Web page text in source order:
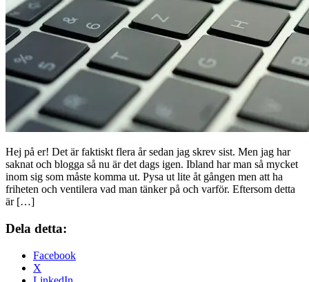
Hej på er! Det är faktiskt flera år sedan jag skrev sist. Men jag har
saknat och blogga så nu är det dags igen. Ibland har man så mycket
inom sig som måste komma ut. Pysa ut lite åt gången men att ha
friheten och ventilera vad man tänker på och varför. Eftersom detta
är […]
Dela detta:
Facebook
X